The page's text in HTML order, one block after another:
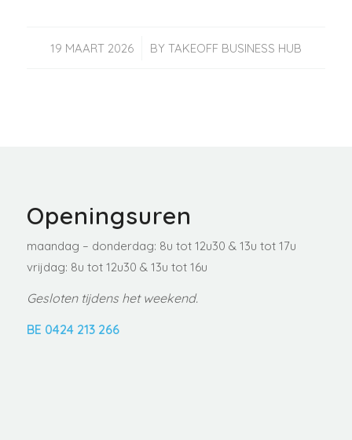
19 MAART 2026
/ BY TAKEOFF BUSINESS HUB
Openingsuren
maandag – donderdag: 8u tot 12u30 & 13u tot 17u
vrijdag: 8u tot 12u30 & 13u tot 16u
Gesloten tijdens het weekend.
BE 0424 213 266